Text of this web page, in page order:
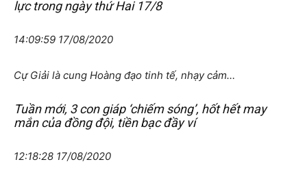
lực trong ngày thứ Hai 17/8
14:09:59 17/08/2020
Cự Giải là cung Hoàng đạo tinh tế, nhạy cảm…
Tuần mới, 3 con giáp ‘chiếm sóng’, hốt hết may
mắn của đồng đội, tiền bạc đầy ví
12:18:28 17/08/2020